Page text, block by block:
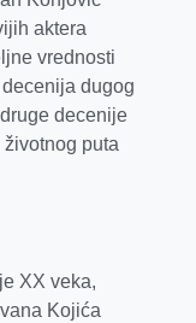
aktera
vrednosti
decenija dugog
decenije
puta
XX veka,
Kojića